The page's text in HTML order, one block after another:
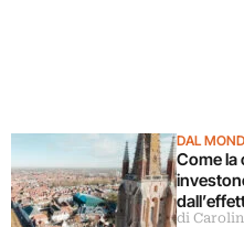
DAL
Come la
di